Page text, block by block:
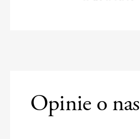
Opinie o nas